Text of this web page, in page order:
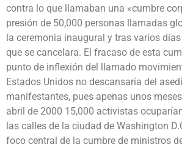
contra lo que llamaban una «cumbre
presión de 50,000 personas llamadas
la ceremonia inaugural y tras varios
que se cancelara. El fracaso de esta
punto de inflexión del llamado
Estados Unidos no descansaría del
manifestantes, pues apenas unos
abril de 2000 15,000 activistas
las calles de la ciudad de Washington
foco central de la cumbre de ministros